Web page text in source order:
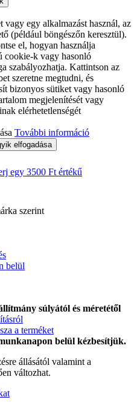
egy alkalmazást használ, az
(például böngészőn keresztül).
el, hogyan használja
cookie-k vagy hasonló
szabályozhatja. Kattintson az
szeretne megtudni, és
bizonyos sütiket vagy hasonló
megjelenítését vagy
elérhetetlenségét
További információ
elfogadása
egy 3500 Ft értékű
szerint
belül
súlyától és méretétől
a terméket
belül kézbesítjük.
állásától valamint a
változhat.